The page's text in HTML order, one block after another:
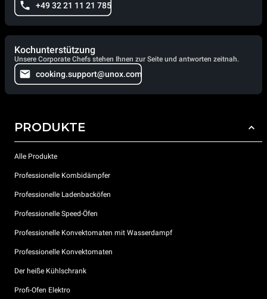
+49 32 21 11 21 785
Kochunterstützung
Unsere Corporate Chefs stehen Ihnen zur Seite und antworten zeitnah.
cooking.support@unox.com
PRODUKTE
Alle Produkte
Professionelle Kombidämpfer
Professionelle Ladenbacköfen
Professionelle Speed-Öfen
Professionelle Konvektomaten mit Wasserdampf
Professionelle Konvektomaten
Der heiße Kühlschrank
Profi-Ofen Elektro